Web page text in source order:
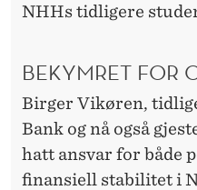
NHHs tidligere
BEKYMRET FOR
Birger Vikøren,
Bank og nå også
hatt ansvar for både
finansiell stabilitet i